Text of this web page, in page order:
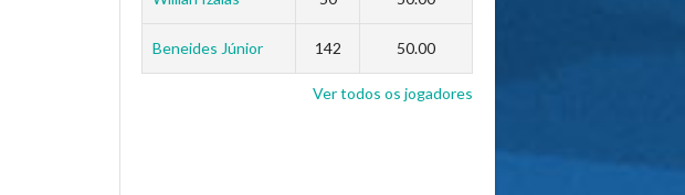
Beneides Júnior 142 50.00
Ver todos os jogadores